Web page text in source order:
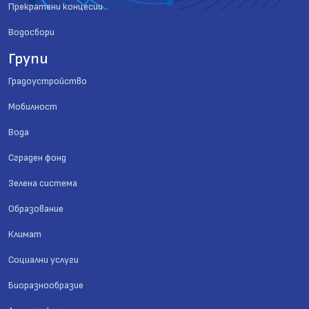
Прекратени концесии
Водосбори
Групи
Градоустройство
Мобилност
Вода
Сграден фонд
Зелена система
Образование
Климат
Социални услуги
Биоразнообразие